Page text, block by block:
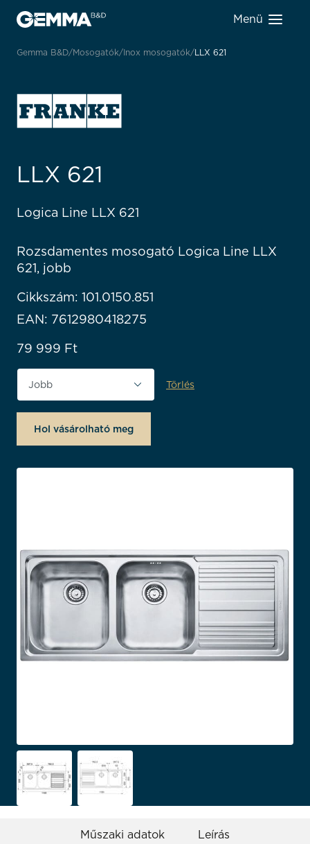
Menü
Gemma B&D Mosogatók Inox mosogatók LLX 621
LLX 621
Logica Line LLX 621
Rozsdamentes mosogató Logica Line LLX
621, jobb
Cikkszám: 101.0150.851
EAN: 7612980418275
79 999 Ft
Tájolás Törlés
Hol vásárolható meg
Műszaki adatok Leírás